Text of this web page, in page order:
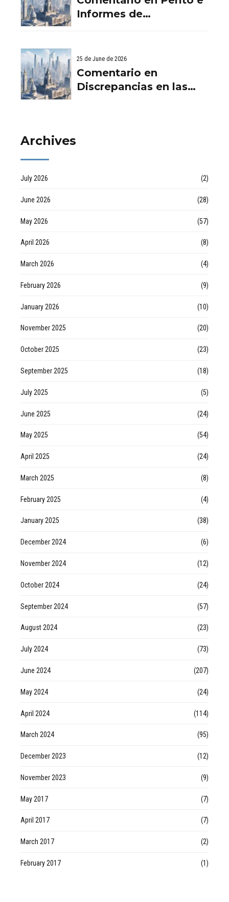
Aurema -
Rehabilitaciones y
Informes de
Viviendas: Lo Que
Debes Saber por
empresa de desatascos
25 de June de 2026
Comentario en
Discrepancias en las
Archives
July 2026 (2)
June 2026 (28)
May 2026 (57)
April 2026 (8)
March 2026 (4)
February 2026 (9)
January 2026 (10)
November 2025 (20)
October 2025 (23)
September 2025 (18)
July 2025 (5)
June 2025 (24)
May 2025 (54)
April 2025 (24)
March 2025 (8)
February 2025 (4)
January 2025 (38)
December 2024 (6)
November 2024 (12)
October 2024 (24)
September 2024 (57)
August 2024 (23)
July 2024 (73)
June 2024 (207)
May 2024 (24)
April 2024 (114)
March 2024 (95)
December 2023 (12)
November 2023 (9)
May 2017 (7)
April 2017 (7)
March 2017 (2)
February 2017 (1)